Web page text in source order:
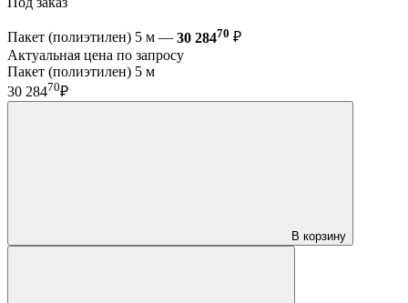
Пакет (полиэтилен) 5 м — 30 28470 ₽
Актуальная цена по запросу
Пакет (полиэтилен) 5 м
30 28470₽
В корзину